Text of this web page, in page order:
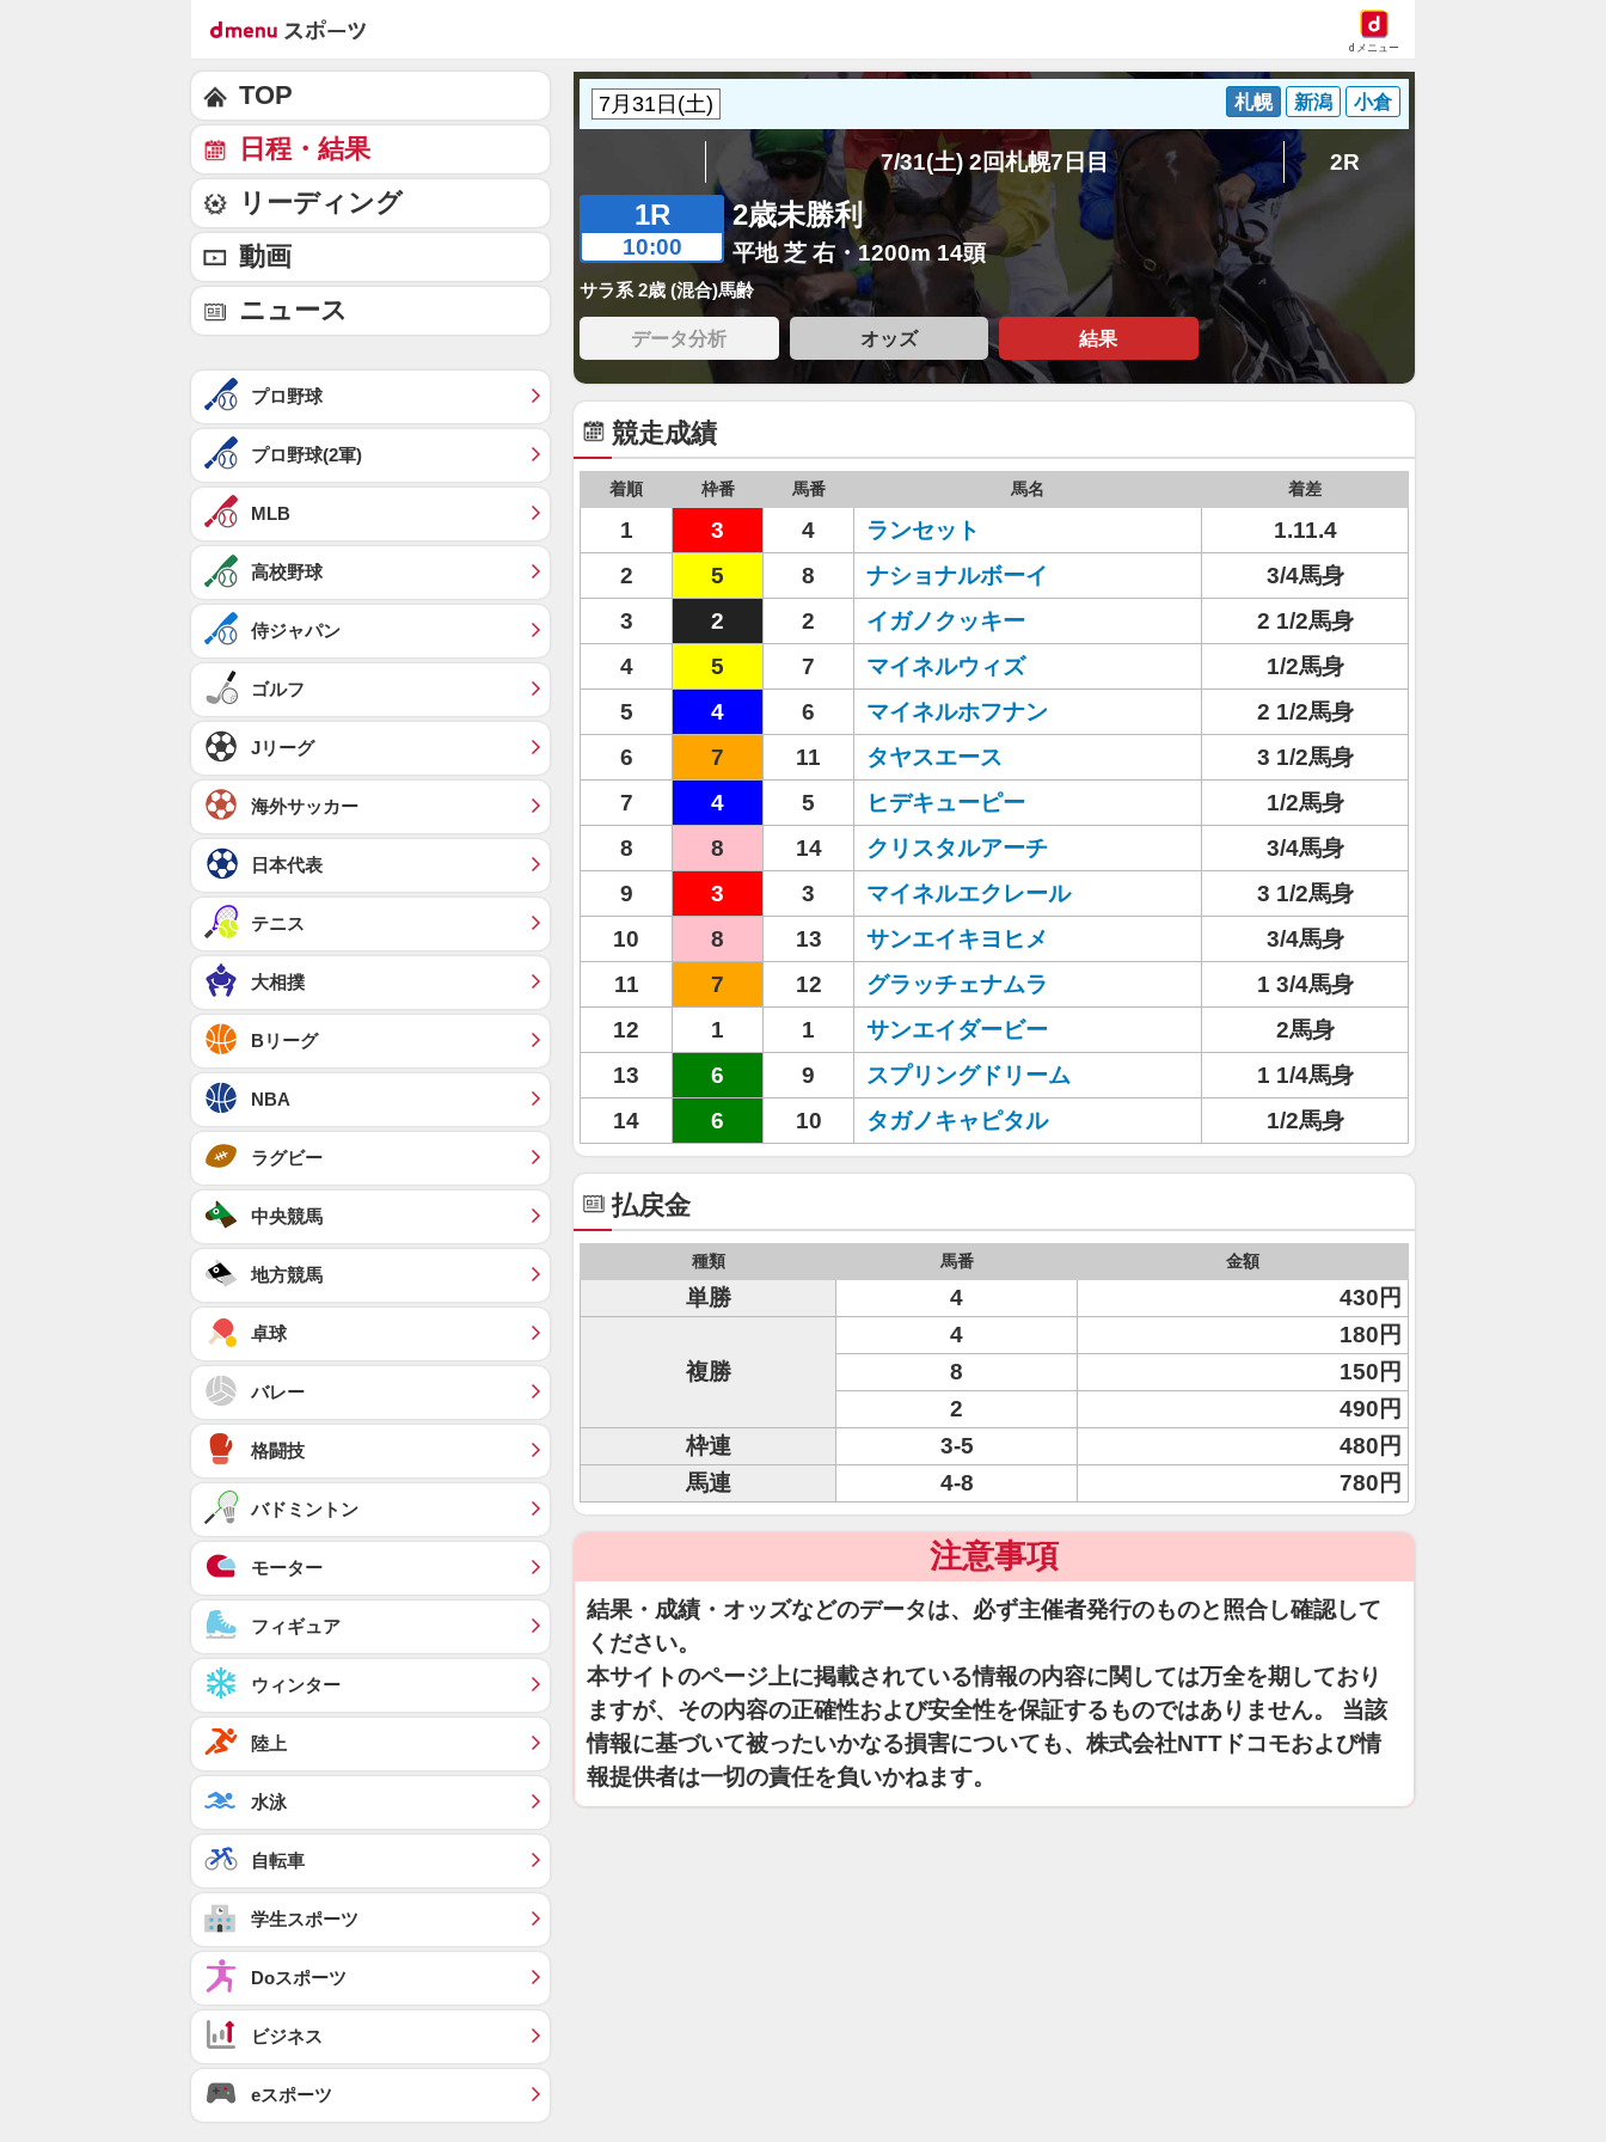
dメニュー
札幌 新潟 小倉
7/31(土) 2回札幌7日目 2R
1R
10:00
2歳未勝利
平地 芝 右・1200m 14頭
サラ系 2歳 (混合)馬齢
データ分析 オッズ 結果
競走成績
着順 枠番 馬番 馬名 着差
1 3 4 ランセット
1.11.4
2
5 8 ナショナルボーイ
3/4馬身
3
2 2 イガノクッキー
2 1/2馬身
4
5 7 マイネルウィズ
1/2馬身
5
4 6 マイネルホフナン
2 1/2馬身
6
7 11 タヤスエース
3 1/2馬身
7
4 5 ヒデキューピー
1/2馬身
8
8 14 クリスタルアーチ
3/4馬身
9
3 3 マイネルエクレール
3 1/2馬身
10
8 13 サンエイキヨヒメ
3/4馬身
11
7 12 グラッチェナムラ
1 3/4馬身
12
1 1 サンエイダービー
2馬身
13
6 9 スプリングドリーム
1 1/4馬身
14
6 10 タガノキャピタル 1/2馬身
払戻金
種類 馬番 金額
単勝 4 430円
複勝
4
180円
8
150円
2
490円
枠連
3-5
480円
馬連
4-8 780円
注意事項
結果・成績・オッズなどのデータは、必ず主催者発行のものと照合し確認して
ください。
本サイトのページ上に掲載されている情報の内容に関しては万全を期しており
ますが、その内容の正確性および安全性を保証するものではありません。 当該
情報に基づいて被ったいかなる損害についても、株式会社NTTドコモおよび情
報提供者は一切の責任を負いかねます。
TOP
日程・結果
リーディング
動画
ニュース
プロ野球
プロ野球(2軍)
MLB
高校野球
侍ジャパン
ゴルフ
Jリーグ
海外サッカー
日本代表
テニス
大相撲
Bリーグ
NBA
ラグビー
中央競馬
地方競馬
卓球
バレー
格闘技
バドミントン
モーター
フィギュア
ウィンター
陸上
水泳
自転車
学生スポーツ
Doスポーツ
ビジネス
eスポーツ